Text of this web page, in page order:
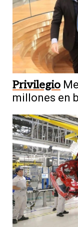
Privilegio
millones en